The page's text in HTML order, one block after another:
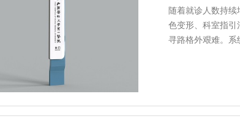
随着就诊人数持
色变形、科室指引
寻路格外艰难。